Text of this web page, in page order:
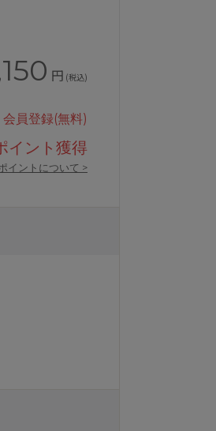
円 (税込)
会員登録(無料)
イント獲得
イントについて >